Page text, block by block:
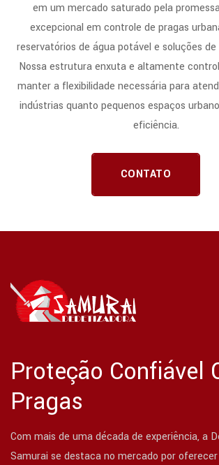
em um mercado saturado pela
excepcional em controle de pragas
reservatórios de água potável e soluções
Nossa estrutura enxuta e altamente
manter a flexibilidade necessária para
indústrias quanto pequenos espaços
eficiência.
CONTATO
Proteção Confiável
Pragas
Com mais de uma década de experiência, a
Samurai se destaca no mercado por